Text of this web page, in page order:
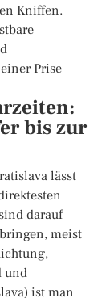
Kniffen.
Prise
bis zur
lässt
darauf
meist
und
ist man